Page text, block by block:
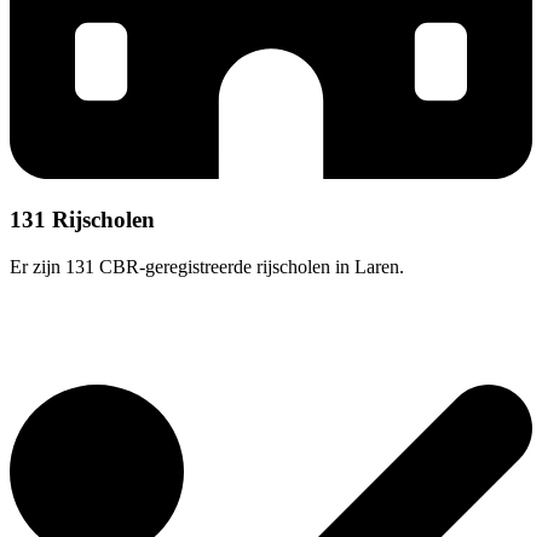
131 Rijscholen
Er zijn 131 CBR-geregistreerde rijscholen in Laren.